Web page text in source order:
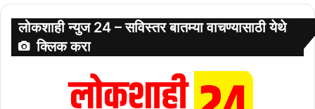
लोकशाही न्युज 24 – सविस्तर बातम्या वाचण्यासाठी येथे
क्लिक करा